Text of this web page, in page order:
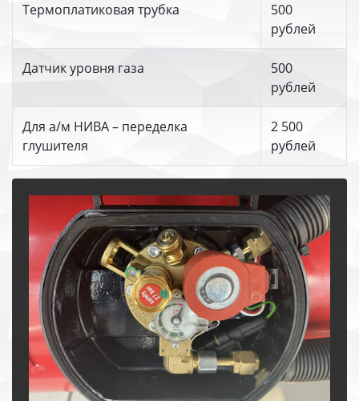
Термоплатиковая трубка
500
рублей
Датчик уровня газа
500
рублей
Для а/м НИВА – переделка
глушителя
2 500
рублей